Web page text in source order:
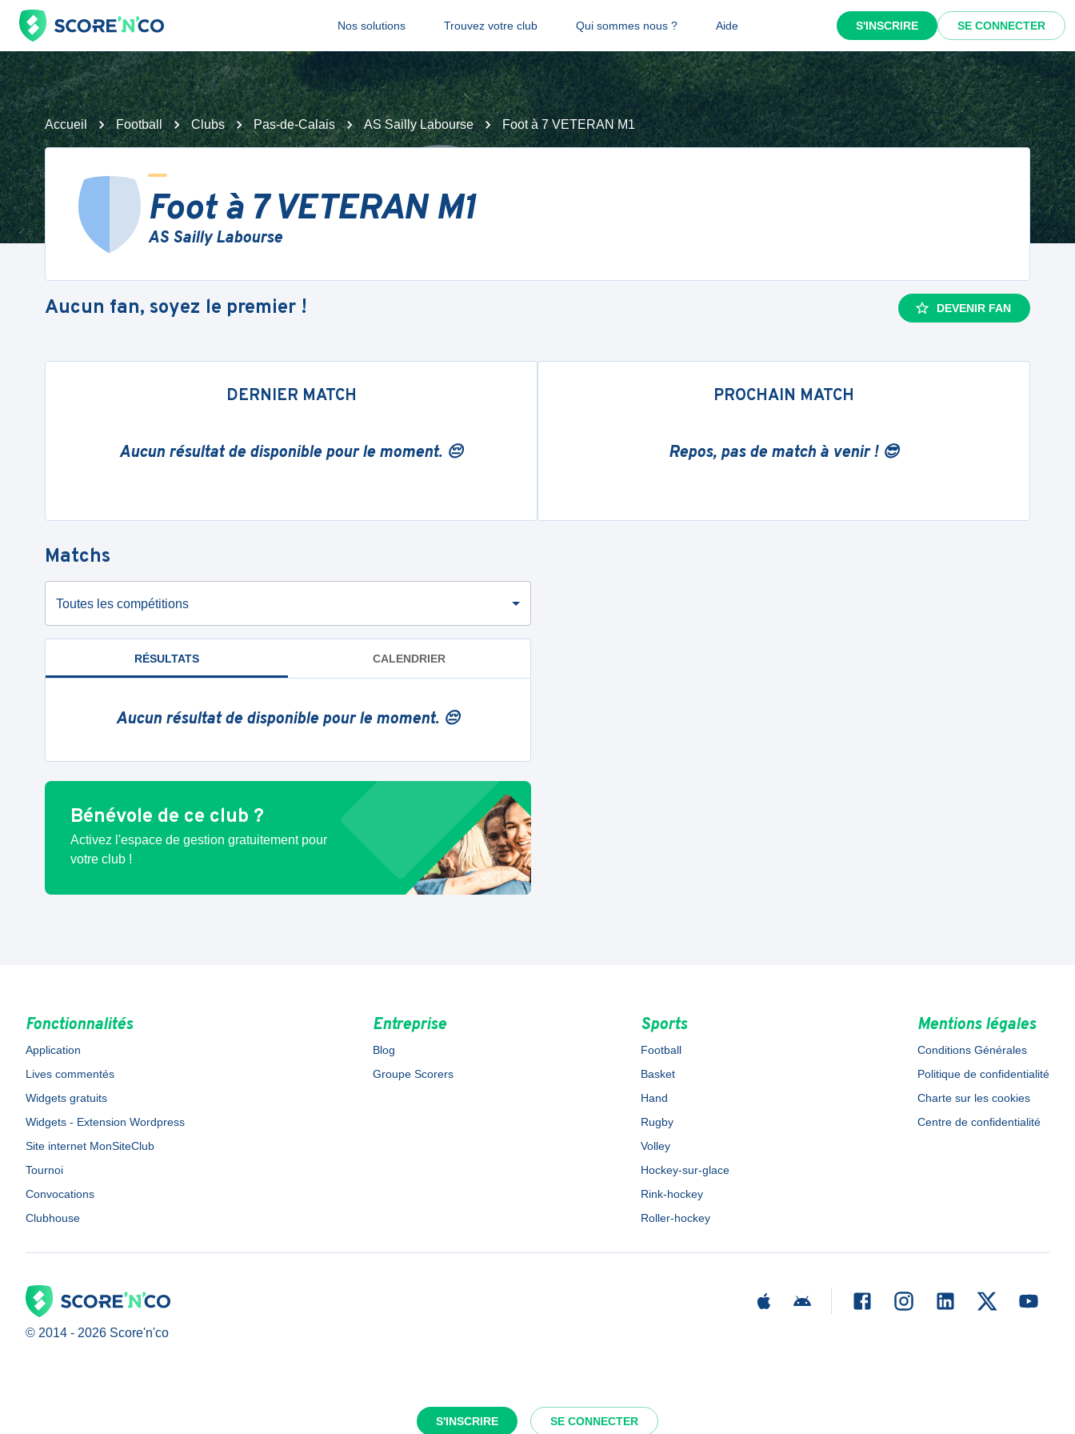
Nos solutions Trouvez votre club Qui sommes nous ? Aide S'INSCRIRE SE CONNECTER
S'INSCRIRE SE CONNECTER
Accueil Football Clubs Pas-de-Calais AS Sailly Labourse Foot à 7 VETERAN M1
Foot à 7 VETERAN M1
AS Sailly Labourse
Aucun fan, soyez le premier ! DEVENIR FAN
DERNIER MATCH
Aucun résultat de disponible pour le moment. 😔
PROCHAIN MATCH
Repos, pas de match à venir ! 😎
Matchs
Toutes les compétitions
RÉSULTATS CALENDRIER
Aucun résultat de disponible pour le moment. 😔
Bénévole de ce club ?
Activez l'espace de gestion gratuitement pour
votre club !
Fonctionnalités
Application
Lives commentés
Widgets gratuits
Widgets - Extension Wordpress
Site internet MonSiteClub
Tournoi
Convocations
Clubhouse
Entreprise
Blog
Groupe Scorers
Sports
Football
Basket
Hand
Rugby
Volley
Hockey-sur-glace
Rink-hockey
Roller-hockey
Mentions légales
Conditions Générales
Politique de confidentialité
Charte sur les cookies
Centre de confidentialité
© 2014 - 2026 Score'n'co